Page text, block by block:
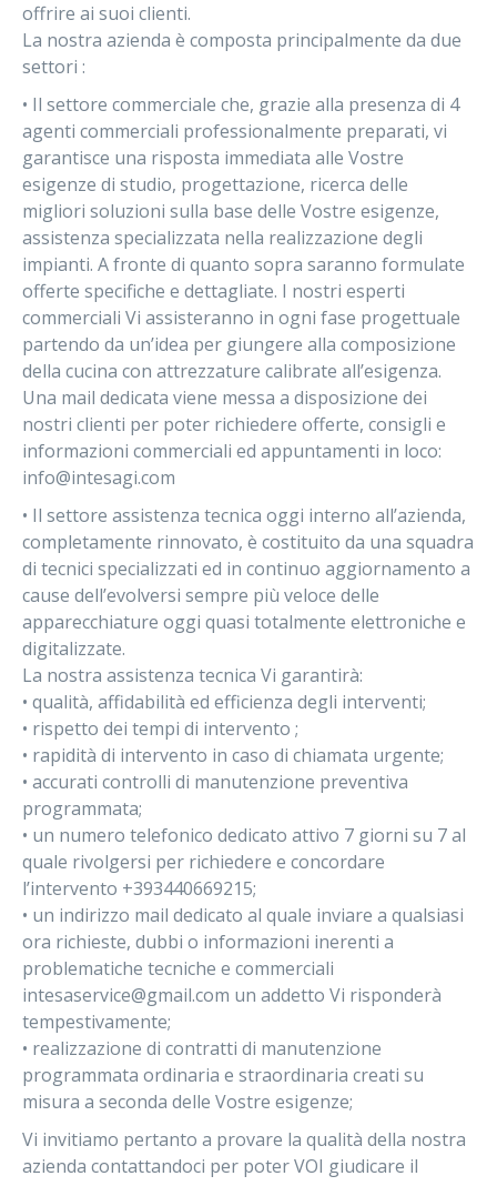
offrire ai suoi clienti.
La nostra azienda è composta principalmente da due
settori :
• Il settore commerciale che, grazie alla presenza di 4
agenti commerciali professionalmente preparati, vi
garantisce una risposta immediata alle Vostre
esigenze di studio, progettazione, ricerca delle
migliori soluzioni sulla base delle Vostre esigenze,
assistenza specializzata nella realizzazione degli
impianti. A fronte di quanto sopra saranno formulate
offerte specifiche e dettagliate. I nostri esperti
commerciali Vi assisteranno in ogni fase progettuale
partendo da un’idea per giungere alla composizione
della cucina con attrezzature calibrate all’esigenza.
Una mail dedicata viene messa a disposizione dei
nostri clienti per poter richiedere offerte, consigli e
informazioni commerciali ed appuntamenti in loco:
info@intesagi.com
• Il settore assistenza tecnica oggi interno all’azienda,
completamente rinnovato, è costituito da una squadra
di tecnici specializzati ed in continuo aggiornamento a
cause dell’evolversi sempre più veloce delle
apparecchiature oggi quasi totalmente elettroniche e
digitalizzate.
La nostra assistenza tecnica Vi garantirà:
• qualità, affidabilità ed efficienza degli interventi;
• rispetto dei tempi di intervento ;
• rapidità di intervento in caso di chiamata urgente;
• accurati controlli di manutenzione preventiva
programmata;
• un numero telefonico dedicato attivo 7 giorni su 7 al
quale rivolgersi per richiedere e concordare
l’intervento +393440669215;
• un indirizzo mail dedicato al quale inviare a qualsiasi
ora richieste, dubbi o informazioni inerenti a
problematiche tecniche e commerciali
intesaservice@gmail.com un addetto Vi risponderà
tempestivamente;
• realizzazione di contratti di manutenzione
programmata ordinaria e straordinaria creati su
misura a seconda delle Vostre esigenze;
Vi invitiamo pertanto a provare la qualità della nostra
azienda contattandoci per poter VOI giudicare il